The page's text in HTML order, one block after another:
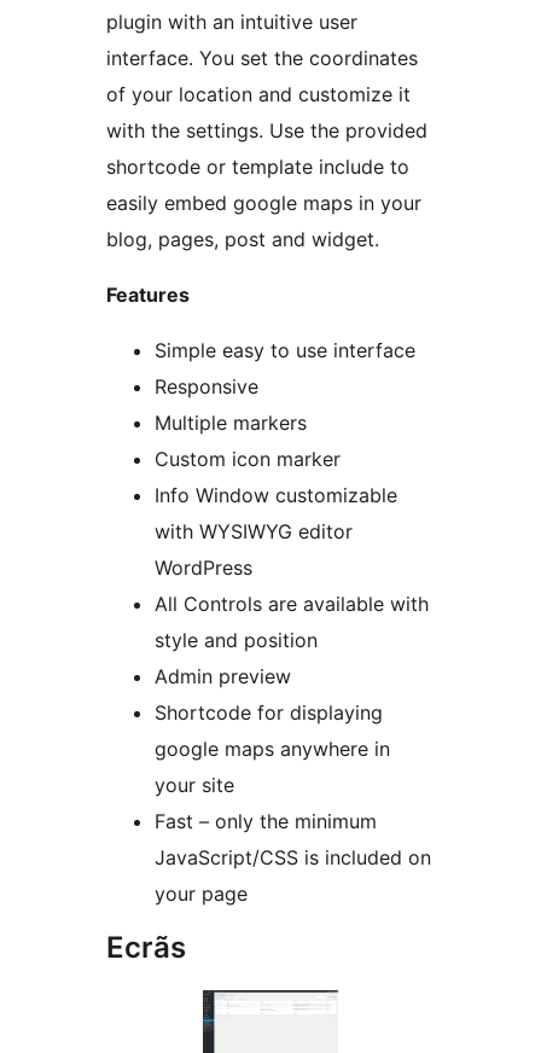
plugin with an intuitive user
interface. You set the coordinates
of your location and customize it
with the settings. Use the provided
shortcode or template include to
easily embed google maps in your
blog, pages, post and widget.
Features
Simple easy to use interface
Responsive
Multiple markers
Custom icon marker
Info Window customizable
with WYSIWYG editor
WordPress
All Controls are available with
style and position
Admin preview
Shortcode for displaying
google maps anywhere in
your site
Fast – only the minimum
JavaScript/CSS is included on
your page
Ecrãs